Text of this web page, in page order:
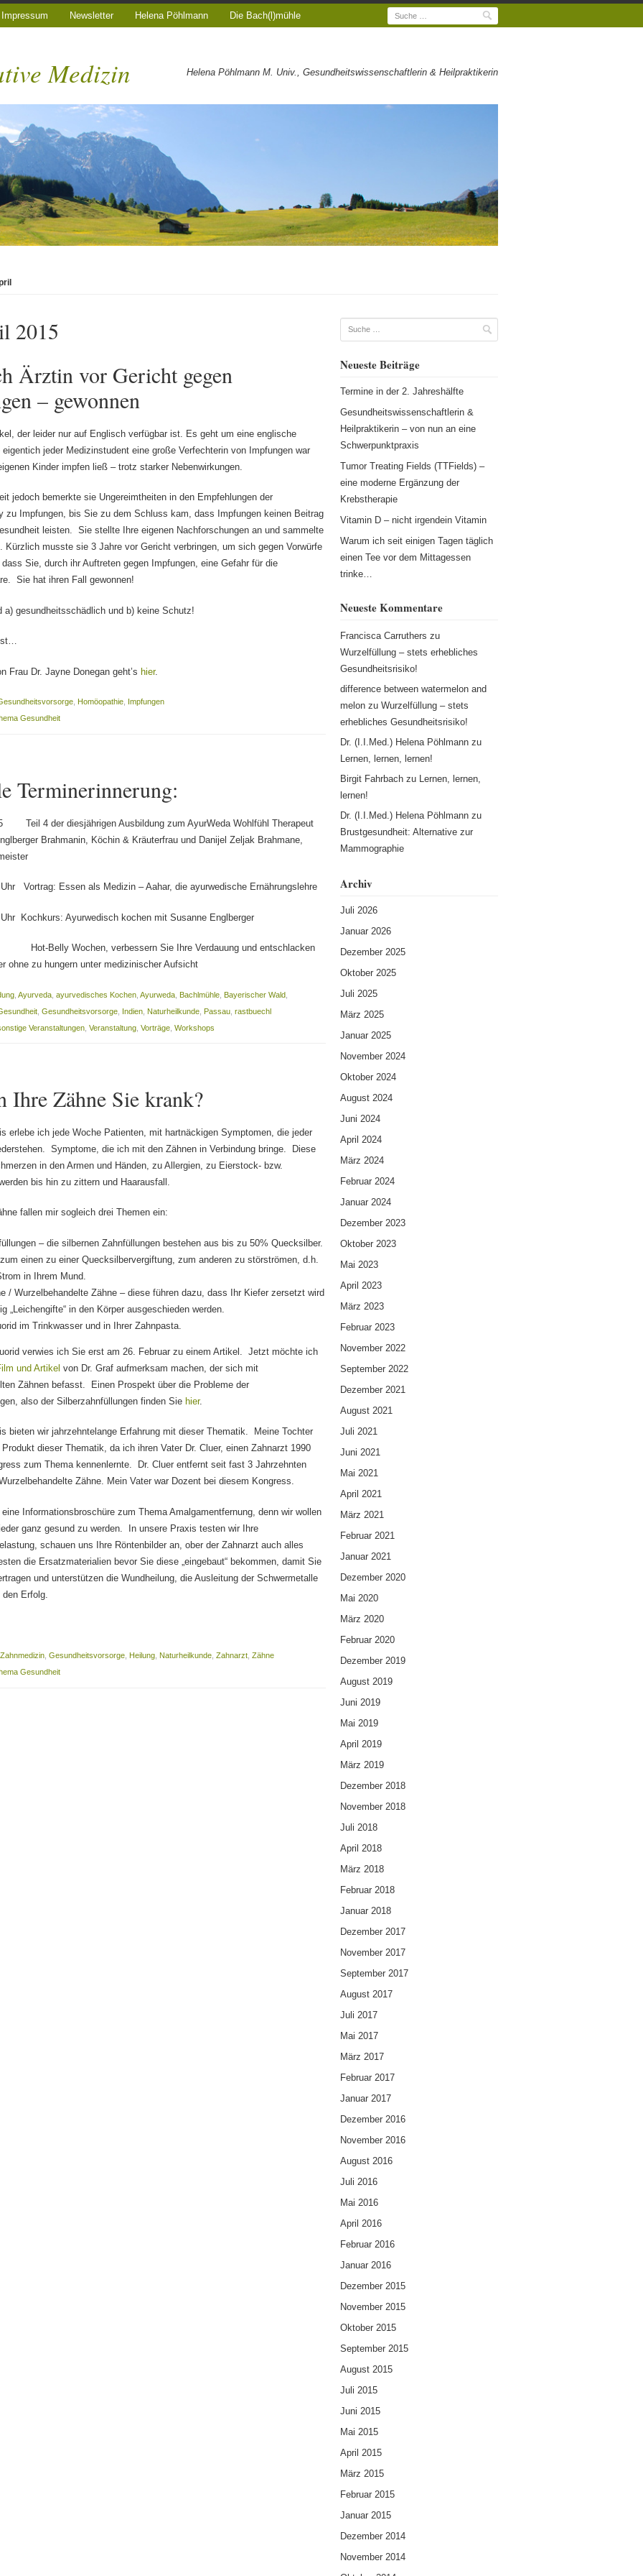
Impressum Newsletter Helena Pöhlmann Die Bach(l)mühle Suche
Medizin Helena Pöhlmann M. Univ., Gesundheitswissenschaftlerin & Heilpraktikerin
2015
Ärztin vor Gericht gegen
– gewonnen
der leider nur auf Englisch verfügbar ist. Es geht um eine englische
jeder Medizinstudent eine große Verfechterin von Impfungen war
Kinder impfen ließ – trotz starker Nebenwirkungen.
jedoch bemerkte sie Ungereimtheiten in den Empfehlungen der
zu Impfungen, bis Sie zu dem Schluss kam, dass Impfungen keinen Beitrag
leisten. Sie stellte Ihre eigenen Nachforschungen an und sammelte
Kürzlich musste sie 3 Jahre vor Gericht verbringen, um sich gegen Vorwürfe
Sie, durch ihr Auftreten gegen Impfungen, eine Gefahr für die
Sie hat ihren Fall gewonnen!
a) gesundheitsschädlich und b) keine Schutz!
Frau Dr. Jayne Donegan geht’s hier.
, Homöopathie, Impfungen
Gesundheit
Terminerinnerung:
Teil 4 der diesjährigen Ausbildung zum AyurWeda Wohlfühl Therapeut
Brahmanin, Köchin & Kräuterfrau und Danijel Zeljak Brahmane,
Vortrag: Essen als Medizin – Aahar, die ayurwedische Ernährungslehre
Kochkurs: Ayurwedisch kochen mit Susanne Englberger
Belly Wochen, verbessern Sie Ihre Verdauung und entschlacken
ohne zu hungern unter medizinischer Aufsicht
,Ayurveda ,ayurvedisches Kochen ,Ayurweda ,Bachlmühle ,Bayerischer Wald
,Gesundheitsvorsorge Indien ,Naturheilkunde ,Passau ,rastbuechl
Veranstaltungen ,Veranstaltung ,Vorträge ,Workshops
Ihre Zähne Sie krank?
erlebe ich jede Woche Patienten, mit hartnäckigen Symptomen, die jeder
Symptome, die ich mit den Zähnen in Verbindung bringe. Diese
in den Armen und Händen, zu Allergien, zu Eierstock- bzw.
bis hin zu zittern und Haarausfall.
fallen mir sogleich drei Themen ein:
– die silbernen Zahnfüllungen bestehen aus bis zu 50% Quecksilber.
einen zu einer Quecksilbervergiftung, zum anderen zu störströmen, d.h.
in Ihrem Mund.
/ Wurzelbehandelte Zähne – diese führen dazu, dass Ihr Kiefer zersetzt wird
„Leichengifte“ in den Körper ausgeschieden werden.
im Trinkwasser und in Ihrer Zahnpasta.
verwies ich Sie erst am 26. Februar zu einem Artikel. Jetzt möchte ich
und Artikel von Dr. Graf aufmerksam machen, der sich mit
Zähnen befasst. Einen Prospekt über die Probleme der
also der Silberzahnfüllungen finden Sie hier.
bieten wir jahrzehntelange Erfahrung mit dieser Thematik. Meine Tochter
dieser Thematik, da ich ihren Vater Dr. Cluer, einen Zahnarzt 1990
zum Thema kennenlernte. Dr. Cluer entfernt seit fast 3 Jahrzehnten
Zähne. Mein Vater war Dozent bei diesem Kongress.
Informationsbroschüre zum Thema Amalgamentfernung, denn wir wollen
ganz gesund zu werden. In unsere Praxis testen wir Ihre
schauen uns Ihre Röntenbilder an, ober der Zahnarzt auch alles
die Ersatzmaterialien bevor Sie diese „eingebaut“ bekommen, damit Sie
und unterstützen die Wundheilung, die Ausleitung der Schwermetalle
Erfolg.
,Gesundheitsvorsorge ,Heilung ,Naturheilkunde ,Zahnarzt ,Zähne
Gesundheit
Suche
Neueste Beiträge
Termine in der 2. Jahreshälfte
Gesundheitswissenschaftlerin &
Heilpraktikerin – von nun an eine
Schwerpunktpraxis
Tumor Treating Fields (TTFields) –
eine moderne Ergänzung der
Krebstherapie
Vitamin D – nicht irgendein Vitamin
Warum ich seit einigen Tagen täglich
einen Tee vor dem Mittagessen
trinke…
Neueste Kommentare
Francisca Carruthers zu
Wurzelfüllung – stets erhebliches
Gesundheitsrisiko!
difference between watermelon and
melonzu Wurzelfüllung – stets
erhebliches Gesundheitsrisiko!
Dr. (I.I.Med.) Helena Pöhlmannzu
Lernen, lernen, lernen!
Birgit Fahrbachzu
Lernen, lernen,
lernen!
Dr. (I.I.Med.) Helena Pöhlmannzu
Brustgesundheit: Alternative zur
Mammographie
Archiv
Juli 2026
Januar 2026
Dezember 2025
Oktober 2025
Juli 2025
März 2025
Januar 2025
November 2024
Oktober 2024
August 2024
Juni 2024
April 2024
März 2024
Februar 2024
Januar 2024
Dezember 2023
Oktober 2023
Mai 2023
April 2023
März 2023
Februar 2023
November 2022
September 2022
Dezember 2021
August 2021
Juli 2021
Juni 2021
Mai 2021
April 2021
März 2021
Februar 2021
Januar 2021
Dezember 2020
Mai 2020
März 2020
Februar 2020
Dezember 2019
August 2019
Juni 2019
Mai 2019
April 2019
März 2019
Dezember 2018
November 2018
Juli 2018
April 2018
März 2018
Februar 2018
Januar 2018
Dezember 2017
November 2017
September 2017
August 2017
Juli 2017
Mai 2017
März 2017
Februar 2017
Januar 2017
Dezember 2016
November 2016
August 2016
Juli 2016
Mai 2016
April 2016
Februar 2016
Januar 2016
Dezember 2015
November 2015
Oktober 2015
September 2015
August 2015
Juli 2015
Juni 2015
Mai 2015
April 2015
März 2015
Februar 2015
Januar 2015
Dezember 2014
November 2014